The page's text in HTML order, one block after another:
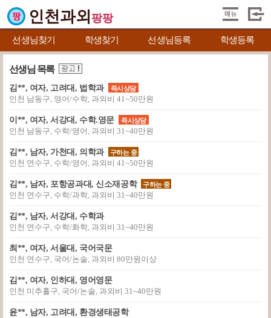
인천과외 팡팡
선생님찾기 학생찾기 선생님등록 학생등록
선생님 목록
김**, 여자, 고려대, 법학과 즉시상담
인천 남동구, 영어/수학, 과외비 41~50만원
이**, 여자, 서강대, 수학.영문 즉시상담
인천 남동구, 수학/영어, 과외비 31~40만원
김**, 남자, 가천대, 의학과 구하는 중
인천 연수구, 수학/영어, 과외비 41~50만원
김**, 남자, 포항공과대, 신소재공학 구하는 중
인천 연수구, 수학/과학, 과외비 31~40만원
김**, 남자, 서강대, 수학과
인천 연수구, 수학/화학, 과외비 31~40만원
최**, 여자, 서울대, 국어국문
인천 연수구, 국어/논술, 과외비 80만원이상
김**, 여자, 인하대, 영어영문
인천 미추홀구, 국어/논술, 과외비 31~40만원
윤**, 남자, 고려대, 환경생태공학